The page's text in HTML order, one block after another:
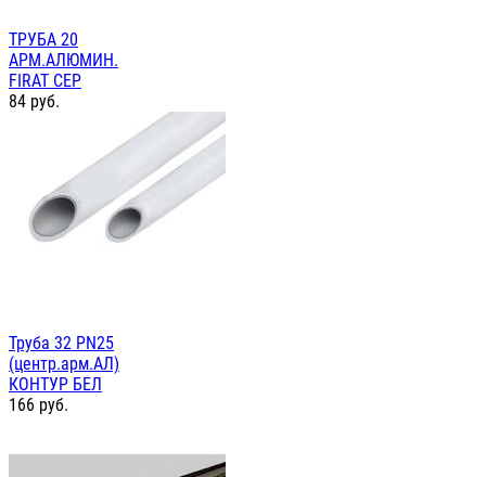
ТРУБА 20
АРМ.АЛЮМИН.
FIRAT СЕР
84 руб.
Труба 32 PN25
(центр.арм.АЛ)
КОНТУР БЕЛ
166 руб.